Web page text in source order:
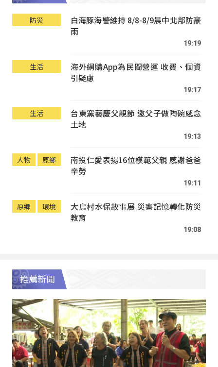
防災
白海豚海警維持 8/8-8/9晨中北部防豪
雨
19:19
生活
海外網購App為民間營運 收費、個資
引疑慮
19:17
生活
台東窯藝慶父親節 邀父子做陶碗感念
土地
19:13
人物 原鄉
南投仁愛表揚16位模範父親 感謝爸爸
辛勞
19:11
原鄉 環境
大鳥村水保故事展 災害記憶轉化防災
教育
19:08
推薦新聞